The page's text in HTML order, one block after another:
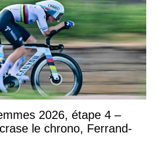
2026, étape 4 –
le chrono, Ferrand-